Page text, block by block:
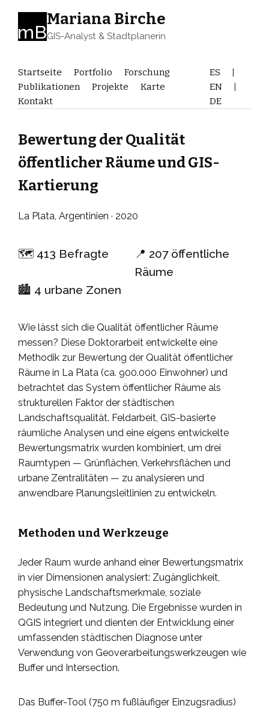
mB
Mariana Birche
GIS-Analyst & Stadtplanerin
Startseite Portfolio
Forschung
Publikationen
Projekte
Karte
Kontakt
ES
|
EN
|
DE
Bewertung der Qualität
öffentlicher Räume und GIS-
Kartierung
La Plata, Argentinien · 2020
🗺️ 413 Befragte
📍 207 öffentliche
Räume
🏙️ 4 urbane Zonen
Wie lässt sich die Qualität öffentlicher Räume
messen? Diese Doktorarbeit entwickelte eine
Methodik zur Bewertung der Qualität öffentlicher
Räume in La Plata (ca. 900.000 Einwohner) und
betrachtet das System öffentlicher Räume als
strukturellen Faktor der städtischen
Landschaftsqualität. Feldarbeit, GIS-basierte
räumliche Analysen und eine eigens entwickelte
Bewertungsmatrix wurden kombiniert, um drei
Raumtypen — Grünflächen, Verkehrsflächen und
urbane Zentralitäten — zu analysieren und
anwendbare Planungsleitlinien zu entwickeln.
Methoden und Werkzeuge
Jeder Raum wurde anhand einer Bewertungsmatrix
in vier Dimensionen analysiert: Zugänglichkeit,
physische Landschaftsmerkmale, soziale
Bedeutung und Nutzung. Die Ergebnisse wurden in
QGIS integriert und dienten der Entwicklung einer
umfassenden städtischen Diagnose unter
Verwendung von Geoverarbeitungswerkzeugen wie
Buffer und Intersection.
Das Buffer-Tool (750 m fußläufiger Einzugsradius)